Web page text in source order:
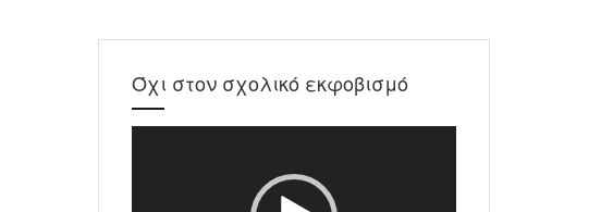
Όχι στον σχολικό εκφοβισμό